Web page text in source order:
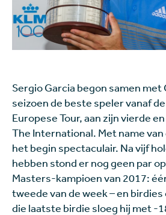
Sergio Garcia begon samen met
seizoen de beste speler vanaf
Europese Tour, aan zijn vierde
The International. Met name van
het begin spectaculair. Na vijf
hebben stond er nog geen par
Masters-kampioen van 2017:
tweede van de week – en birdies
die laatste birdie sloeg hij met -